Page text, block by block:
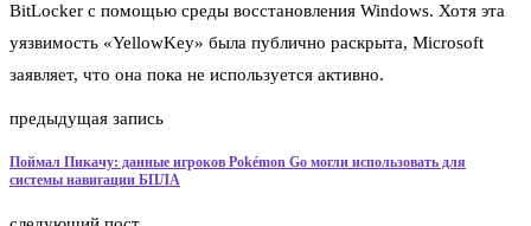
BitLocker с помощью среды восстановления Windows. Хотя эта
уязвимость «YellowKey» была публично раскрыта, Microsoft
заявляет, что она пока не используется активно.
предыдущая запись
Поймал Пикачу: данные игроков Pokémon Go могли использовать для
системы навигации БПЛА